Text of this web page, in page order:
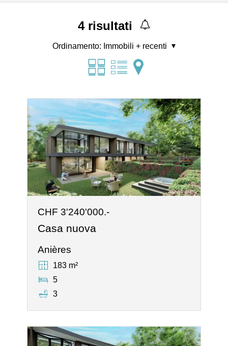
4risultati
Ordinamento: Immobili + recenti
CHF 3'240'000.-
Casa nuova
Anières
183 m²
5
3